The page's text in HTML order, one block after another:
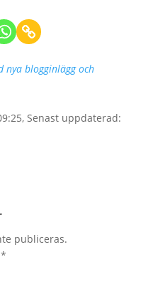
nya blogginlägg och
Senast uppdaterad:
publiceras.
*